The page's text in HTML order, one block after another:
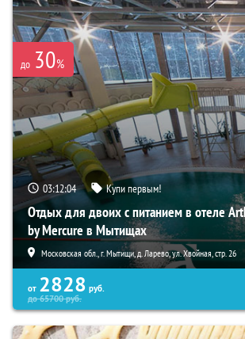
до 30%
03:12:03 Купи первым!
Отдых для двоих с питанием в отеле
by Mercure в Мытищах
Московская обл., г. Мытищи, д. Ларево, ул. Хвойная, стр. 26
от 2828 руб.
до65700руб.